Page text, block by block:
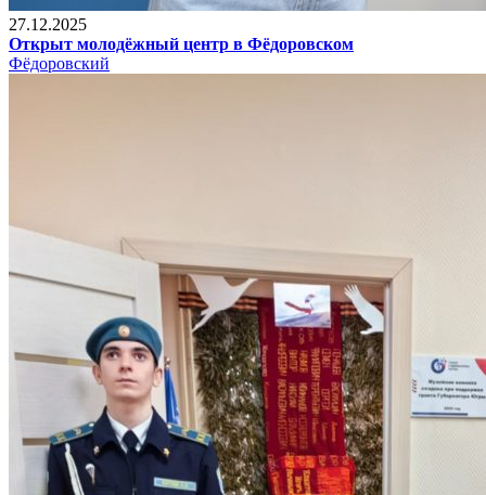
27.12.2025
Открыт молодёжный центр в Фёдоровском
Фёдоровский